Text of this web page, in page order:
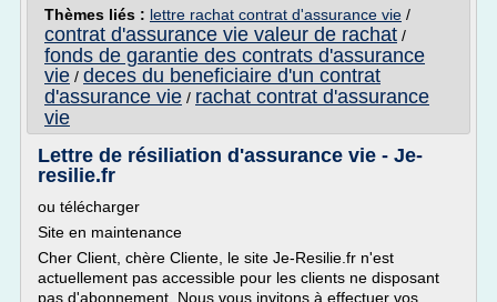
Thèmes liés : lettre rachat contrat d'assurance vie /
contrat d'assurance vie valeur de rachat /
fonds de garantie des contrats d'assurance
vie / deces du beneficiaire d'un contrat
d'assurance vie / rachat contrat d'assurance
vie
Lettre de résiliation d'assurance vie - Je-
resilie.fr
ou télécharger
Site en maintenance
Cher Client, chère Cliente, le site Je-Resilie.fr n'est
actuellement pas accessible pour les clients ne disposant
pas d'abonnement. Nous vous invitons à effectuer vos